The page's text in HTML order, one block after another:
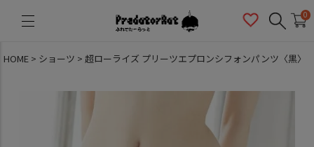
0
HOME ショーツ 超ローライズ プリーツエプロンシフォンパンツ〈黒〉